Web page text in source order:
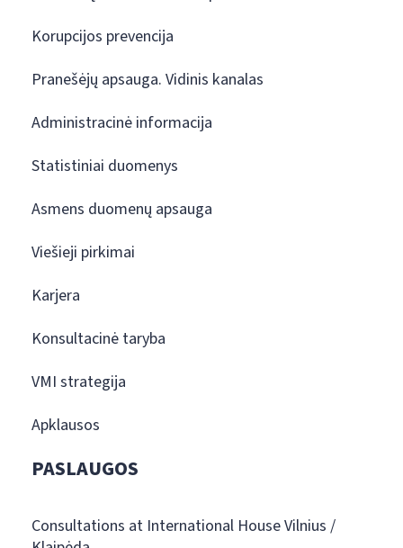
Korupcijos prevencija
Pranešėjų apsauga. Vidinis kanalas
Administracinė informacija
Statistiniai duomenys
Asmens duomenų apsauga
Viešieji pirkimai
Karjera
Konsultacinė taryba
VMI strategija
Apklausos
PASLAUGOS
Consultations at International House Vilnius /